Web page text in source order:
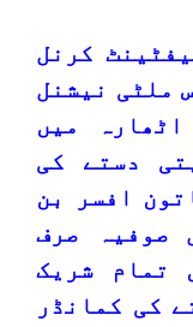
کرنل
ملٹی نیشنل
میں
دستے کی
افسر بن
صوفیہ صرف
تمام شریک
کی کمانڈر